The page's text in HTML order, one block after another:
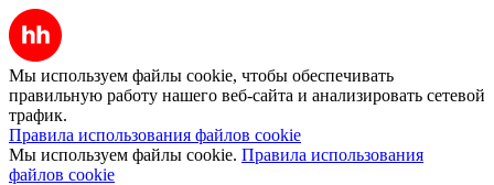
Мы используем файлы cookie, чтобы обеспечивать
правильную работу нашего веб-сайта и анализировать сетевой
трафик.
Правила использования файлов cookie
Мы используем файлы cookie. Правила использования
файлов cookie